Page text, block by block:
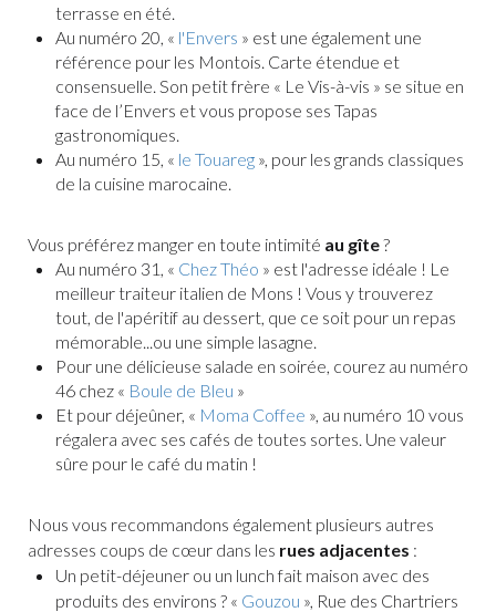
terrasse en été.
Au numéro 20, « l'Envers » est une également une
référence pour les Montois. Carte étendue et
consensuelle. Son petit frère « Le Vis-à-vis » se situe en
face de l’Envers et vous propose ses Tapas
gastronomiques.
Au numéro 15, « le Touareg », pour les grands classiques
de la cuisine marocaine.
Vous préférez manger en toute intimité au gîte?
Au numéro 31, « Chez Théo » est l'adresse idéale ! Le
meilleur traiteur italien de Mons ! Vous y trouverez
tout, de l'apéritif au dessert, que ce soit pour un repas
mémorable...ou une simple lasagne.
Pour une délicieuse salade en soirée, courez au numéro
46 chez « Boule de Bleu »
Et pour déjeûner, « Moma Coffee », au numéro 10 vous
régalera avec ses cafés de toutes sortes. Une valeur
sûre pour le café du matin !
Nous vous recommandons également plusieurs autres
adresses coups de cœur dans les rues adjacentes :
Un petit-déjeuner ou un lunch fait maison avec des
produits des environs ? « Gouzou », Rue des Chartriers